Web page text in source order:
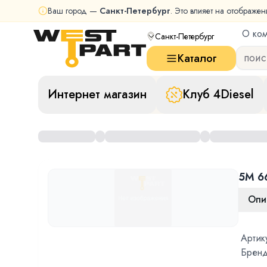
Ваш город — Санкт-Петербург. Это влияет на
Санкт-Петербург О
Каталог
Интернет магазин Клуб 4Diesel
5M